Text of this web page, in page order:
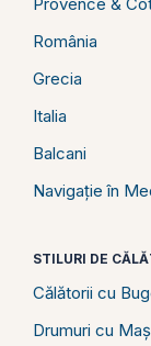
România
Grecia
Italia
Balcani
Navigație în
STILURI DE
Călătorii cu
Drumuri cu